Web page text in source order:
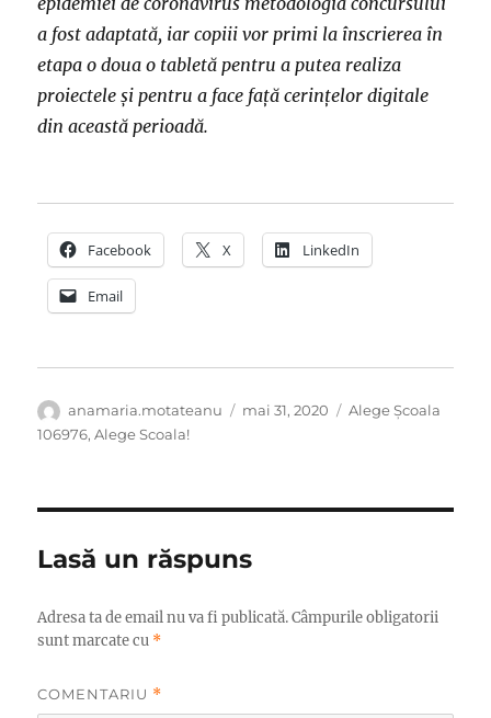
a fost adaptată, iar copiii vor primi la înscrierea în
etapa o doua o tabletă pentru a putea realiza
proiectele și pentru a face față cerințelor digitale
din această perioadă.
Facebook X LinkedIn
Email
Autor
anamaria.motateanu
Publicat
mai 31, 2020 Categorii
Alege Școala
106976,Alege Scoala!
Lasă un răspuns
Adresa ta de email nu va fi publicată. Câmpurile obligatorii
sunt marcate cu *
COMENTARIU *